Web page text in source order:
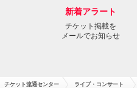
新着アラート
チケット掲載を
メールでお知らせ
チケット流通センター ライブ・コンサート